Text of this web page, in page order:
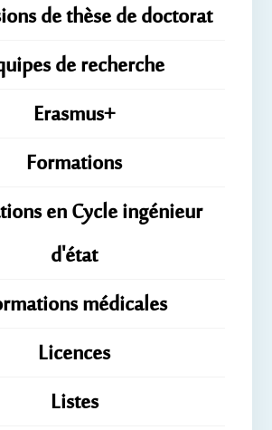
de thèse de doctorat
de recherche
Erasmus+
Formations
en Cycle ingénieur
d'état
médicales
Licences
Listes